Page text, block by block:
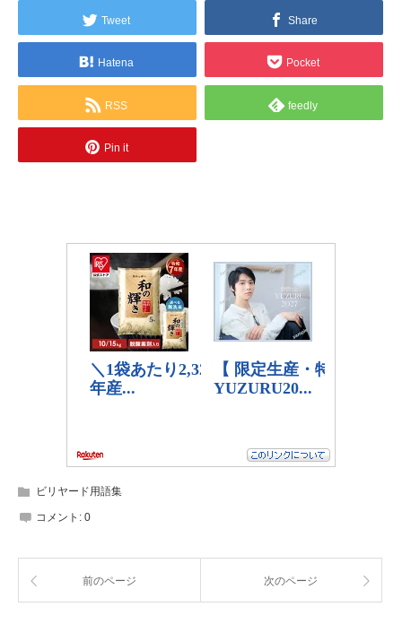
Tweet Share
Hatena Pocket
RSS feedly
Pin it
ビリヤード用語集
コメント: 0
前のページ 次のページ